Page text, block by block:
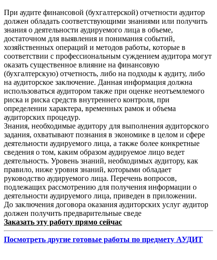
При аудите финансовой (бухгалтерской) отчетности аудитор
должен обладать соответствующими знаниями или получить
знания о деятельности аудируемого лица в объеме,
достаточном для выявления и понимания событий,
хозяйственных операций и методов работы, которые в
соответствии с профессиональным суждением аудитора могут
оказать существенное влияние на финансовую
(бухгалтерскую) отчетность, либо на подходы к аудиту, либо
на аудиторское заключение. Данная информация должна
использоваться аудитором также при оценке неотъемлемого
риска и риска средств внутреннего контроля, при
определении характера, временных рамок и объема
аудиторских процедур.
Знания, необходимые аудитору для выполнения аудиторского
задания, охватывают познания в экономике в целом и сфере
деятельности аудируемого лица, а также более конкретные
сведения о том, каким образом аудируемое лицо ведет
деятельность. Уровень знаний, необходимых аудитору, как
правило, ниже уровня знаний, которыми обладает
руководство аудируемого лица. Перечень вопросов,
подлежащих рассмотрению для получения информации о
деятельности аудируемого лица, приведен в приложении.
До заключения договора оказания аудиторских услуг аудитор
должен получить предварительные сведе
Заказать эту работу прямо сейчас
Посмотреть другие готовые работы по предмету АУДИТ